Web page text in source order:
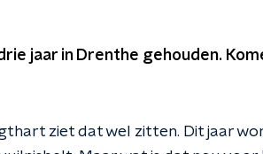
jaar in Drenthe gehouden.
ziet dat wel zitten. Dit jaar